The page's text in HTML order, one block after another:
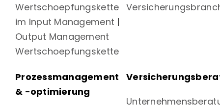
Wertschoepfungskette
im Input Management |
Output Management
Wertschoepfungskette
Prozessmanagement
& -optimierung